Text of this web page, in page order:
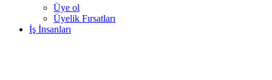
Üye ol
Üyelik Fırsatları
İş İnsanları